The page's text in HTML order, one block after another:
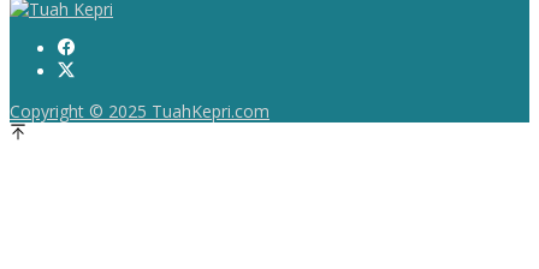
Copyright © 2025 TuahKepri.com